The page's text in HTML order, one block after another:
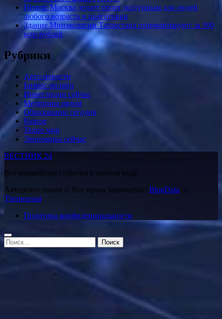
Немов: Москва делает спорт доступным для людей
любого возраста и подготовки
Здание Минэкологии Татарстана отремонтируют за 300
млн рублей
Рубрики
Авто новости
Бизнес онлайн
Инвестиции сейчас
Медицина рядом
Образование сегодня
Разное
Техно мир
Экономика сейчас
ВЕСТНИК 24
Все важнейшие события в чистом виде
Авторские права © Все права защищены | BlogData от
Themeansar.
Политика конфиденциальности
Найти: